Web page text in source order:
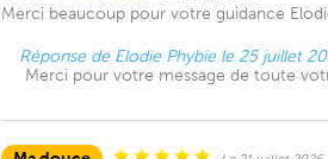
Merci beaucoup pour votre guidance
Réponse de Elodie Phybie le 25 juillet
Merci pour votre message de toute